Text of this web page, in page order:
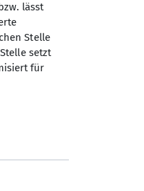
Rosenheim
lässt
Stelle
setzt
für